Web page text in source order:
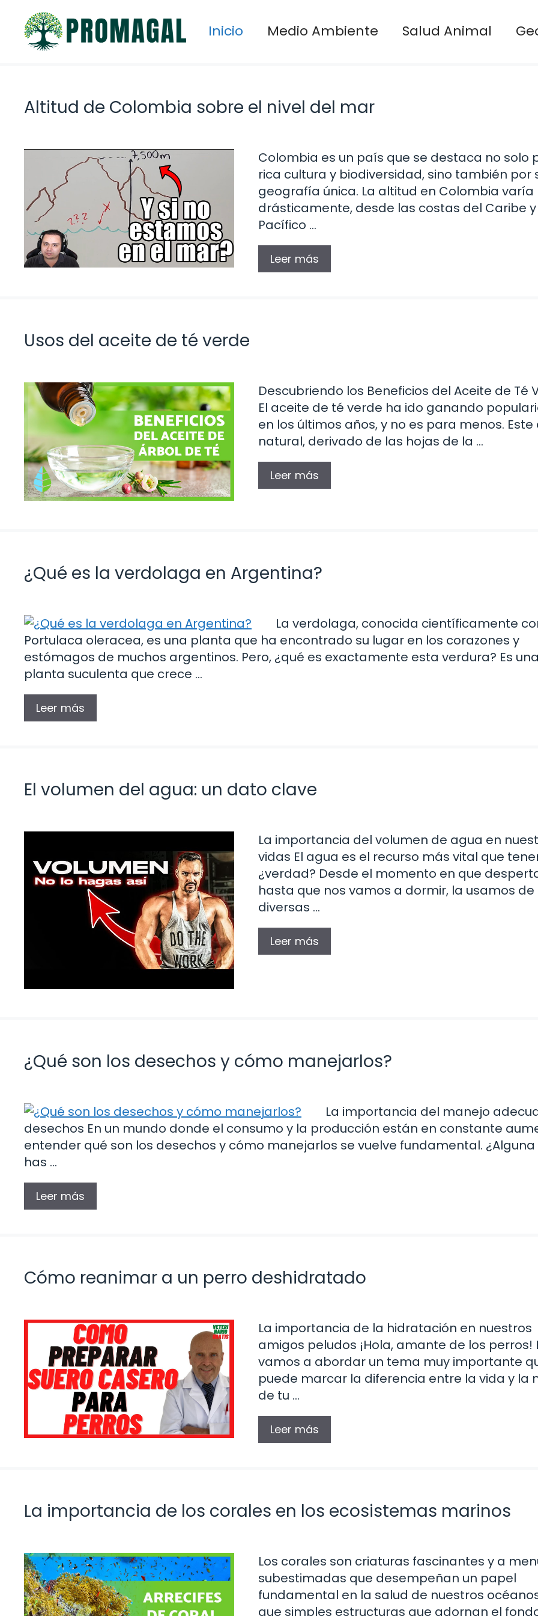
contenido
Inicio Medio Ambiente Salud Animal
Altitud de Colombia sobre el nivel del mar
Colombia es un país que se destaca no solo
rica cultura y biodiversidad, sino también por
geografía única. La altitud en Colombia varía
drásticamente, desde las costas del Caribe y
Pacífico …
Leer más
Usos del aceite de té verde
Descubriendo los Beneficios del Aceite de Té
El aceite de té verde ha ido ganando
en los últimos años, y no es para menos. Este
natural, derivado de las hojas de la …
Leer más
¿Qué es la verdolaga en Argentina?
La verdolaga, conocida científicamente
Portulaca oleracea, es una planta que ha encontrado su lugar en los corazones y
estómagos de muchos argentinos. Pero, ¿qué es exactamente esta verdura? Es una
planta suculenta que crece …
Leer más
El volumen del agua: un dato clave
La importancia del volumen de agua en
vidas El agua es el recurso más vital que
¿verdad? Desde el momento en que
hasta que nos vamos a dormir, la usamos de
diversas …
Leer más
¿Qué son los desechos y cómo manejarlos?
La importancia del manejo
desechos En un mundo donde el consumo y la producción están en constante
entender qué son los desechos y cómo manejarlos se vuelve fundamental. ¿Alguna
has …
Leer más
Cómo reanimar a un perro deshidratado
La importancia de la hidratación en nuestros
amigos peludos ¡Hola, amante de los perros!
vamos a abordar un tema muy importante
puede marcar la diferencia entre la vida y la
de tu …
Leer más
La importancia de los corales en los ecosistemas marinos
Los corales son criaturas fascinantes y a
subestimadas que desempeñan un papel
fundamental en la salud de nuestros
que simples estructuras que adornan el